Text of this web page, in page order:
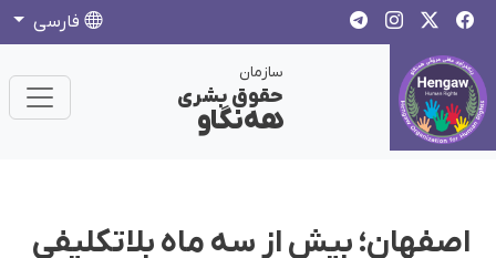
فارسی
سازمان
حقوق بشری
هەنگاو
اصفهان؛ بیش از سه ماه بلاتکلیفی